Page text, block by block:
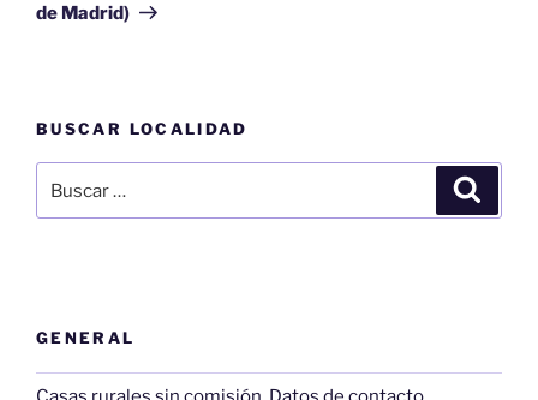
de Madrid)
BUSCAR LOCALIDAD
por:
GENERAL